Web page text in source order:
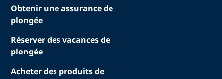
Obtenir une assurance de
plongée
Réserver des vacances de
plongée
Acheter des produits de